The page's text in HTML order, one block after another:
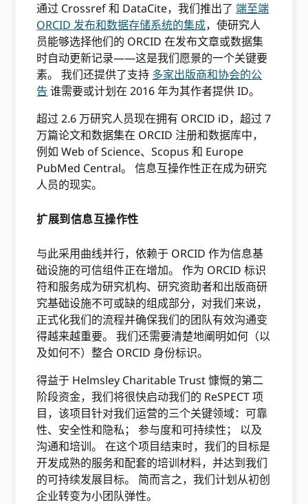
通过 Crossref 和 DataCite，我们推出了端至端
ORCID 发布和数据存储系统的集成，使研究人
员能够选择他们的 ORCID 在发布文章或数据集
时自动更新记录——这是我们愿景的一个关键要
素。 我们还提供了支持 多家出版商和协会的公
告 谁需要或计划在 2016 年为其作者提供 ID。
超过 2.6 万研究人员现在拥有 ORCID iD，超过 7
万篇论文和数据集在 ORCID 注册和数据库中，
例如 Web of Science、Scopus 和 Europe
PubMed Central。 信息互操作性正在成为研究
人员的现实。
扩展到信息互操作性
与此采用曲线并行，依赖于 ORCID 作为信息基
础设施的可信组件正在增加。 作为 ORCID 标识
符和服务成为研究机构、研究资助者和出版商研
究基础设施不可或缺的组成部分，对我们来说，
正式化我们的流程并确保我们的团队有效沟通变
得越来越重要。 我们还需要清楚地阐明如何（以
及如何不）整合 ORCID 身份标识。
得益于 Helmsley Charitable Trust 慷慨的第二
阶段资金，我们将很快启动我们的 ReSPECT 项
目，该项目针对我们运营的三个关键领域：可靠
性、安全性和隐私； 参与度和可持续性； 以及
沟通和培训。 在这个项目结束时，我们的目标是
开发成熟的服务和配套的培训材料，并达到我们
的可持续发展目标。 简而言之，我们计划从初创
企业转变为小团队弹性。